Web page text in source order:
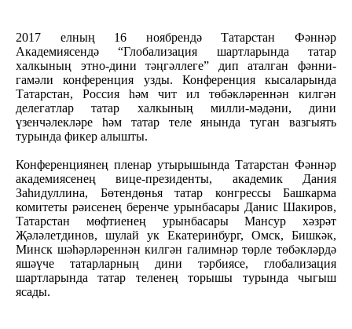
2017 елның 16 ноябрендә Татарстан Фәннәр
Академиясендә “Глобализация шартларында татар
халкының этно-дини тәңгәллеге” дип аталган фәнни-
гамәли конференция узды. Конференция кысаларында
Татарстан, Россия һәм чит ил төбәкләреннән килгән
делегатлар татар халкының милли-мәдәни, дини
үзенчәлекләре һәм татар теле янында туган вазгыять
турында фикер алышты.
Конференциянең пленар утырышында Татарстан Фәннәр
академиясенең вице-президенты, академик Дания
Заһидуллина, Бөтендөнья татар конгрессы Башкарма
комитеты рәисенең беренче урынбасары Данис Шакиров,
Татарстан мөфтиенең урынбасары Мансур хәзрәт
Җәләлетдинов, шулай ук Екатеринбург, Омск, Бишкәк,
Минск шәһәрләреннән килгән галимнәр төрле төбәкләрдә
яшәүче татарларның дини тәрбиясе, глобализация
шартларында татар теленең торышы турында чыгыш
ясады.